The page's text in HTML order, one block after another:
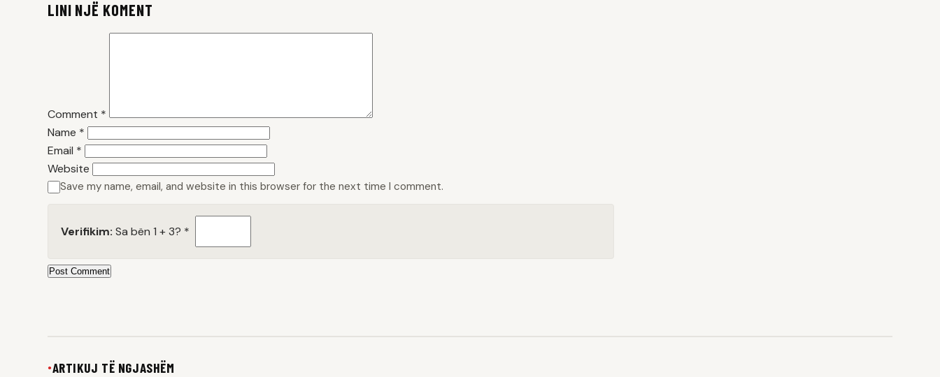
LINI NJË KOMENT
Comment *
Name *
Email *
Website
Save my name, email, and website in this browser for the next time I comment.
Verifikim: Sa bën 1 + 3? *
Post Comment
●ARTIKUJ TË NGJASHËM